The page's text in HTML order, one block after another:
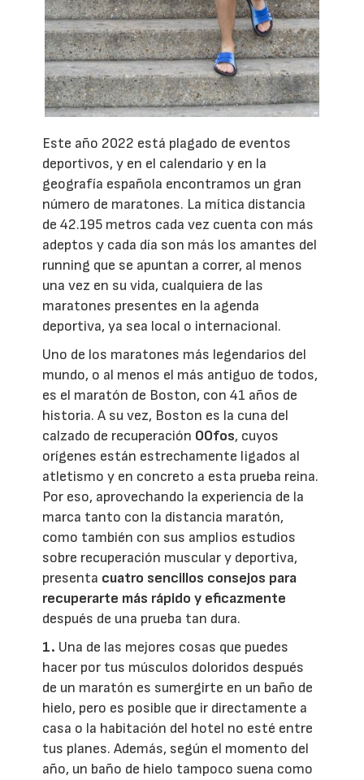
Este año 2022 está plagado de eventos
deportivos, y en el calendario y en la
geografía española encontramos un gran
número de maratones. La mítica distancia
de 42.195 metros cada vez cuenta con más
adeptos y cada día son más los amantes del
running que se apuntan a correr, al menos
una vez en su vida, cualquiera de las
maratones presentes en la agenda
deportiva, ya sea local o internacional.
Uno de los maratones más legendarios del
mundo, o al menos el más antiguo de todos,
es el maratón de Boston, con 41 años de
historia. A su vez, Boston es la cuna del
calzado de recuperación OOfos, cuyos
orígenes están estrechamente ligados al
atletismo y en concreto a esta prueba reina.
Por eso, aprovechando la experiencia de la
marca tanto con la distancia maratón,
como también con sus amplios estudios
sobre recuperación muscular y deportiva,
presenta cuatro sencillos consejos para
recuperarte más rápido y eficazmente
después de una prueba tan dura.
1. Una de las mejores cosas que puedes
hacer por tus músculos doloridos después
de un maratón es sumergirte en un baño de
hielo, pero es posible que ir directamente a
casa o la habitación del hotel no esté entre
tus planes. Además, según el momento del
año, un baño de hielo tampoco suena como